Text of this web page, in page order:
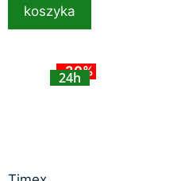
koszyka
-30%
24h